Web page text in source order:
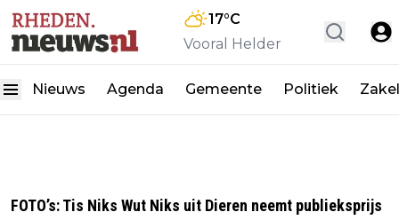
17°C
Vooral Helder
Nieuws Agenda Gemeente Politiek
FOTO’s: Tis Niks Wut Niks uit Dieren neemt publieksprijs